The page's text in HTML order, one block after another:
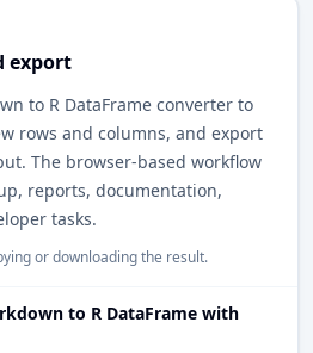
export
to R DataFrame converter to
rows and columns, and export
The browser-based workflow
reports, documentation,
tasks.
or downloading the result.
to R DataFrame with